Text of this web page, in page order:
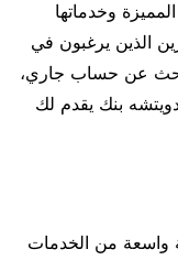
وخدماتها
الذين يرغبون في
عن حساب جاري،
بنك يقدم لك
واسعة من الخدمات